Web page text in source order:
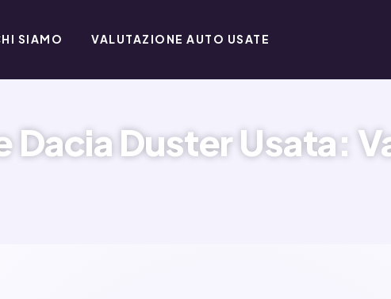
SIAMO VALUTAZIONE AUTO USATE
Dacia Duster Usata: